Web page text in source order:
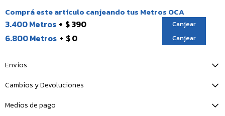
Comprá este artículo canjeando tus Metros OCA
3.400 Metros $ 390 Canjear
6.800 Metros $ 0 Canjear
Envíos
Cambios y Devoluciones
Medios de pago